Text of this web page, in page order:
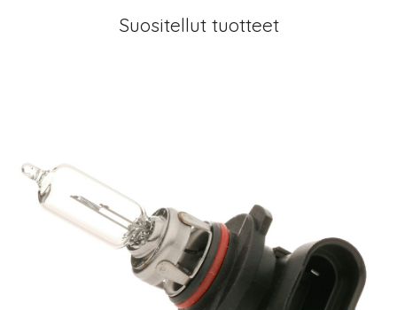
Suositellut tuotteet